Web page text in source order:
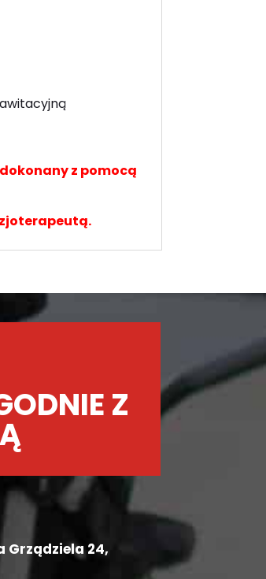
z pomocą
Z
Grządziela 24,